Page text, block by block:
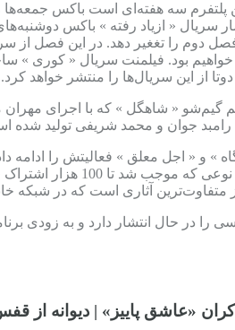
پلتفرم سه هفته‌ای است باکس جمعه‌ها
با پایان انتشار سریال « ازیاد رفته »
پخش فصل دوم را تغغیر دهد. در این
بود. فیلمنت سریال « کوری »
از این سریال‌ها را منتشر خواهد کرد.
« شاهگل » که با اجرای مهران
رامبد جوان و محمد شریفی تولید شده
» و « اجل معلق » فعالیتش را
سریال « بامداد خمار » را دردست انتشار
متفاوت‌ترین آثاری است که در شبکه
را در حال انتشار دارد و به زودی
«عاشق پاییز» | دیوانه از